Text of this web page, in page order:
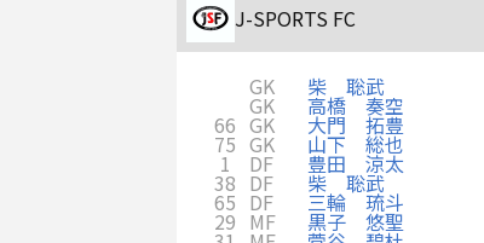
J-SPORTS FC
GK 柴 聡武
GK 高橋 奏空
66 GK 大門 拓豊
75 GK 山下 総也
1 DF 豊田 涼太
38 DF 柴 聡武
65 DF 三輪 琉斗
29 MF 黒子 悠聖